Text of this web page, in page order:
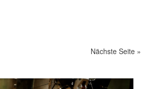
Nächste Seite »